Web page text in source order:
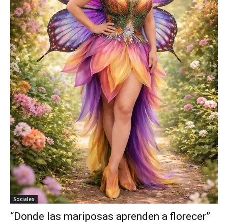
Sociales
“Donde las mariposas aprenden a florecer”